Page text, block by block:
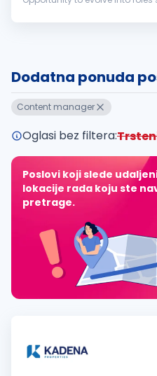
Starting salary: $700...
Dodatna ponuda
Content manager
Oglasi bez filtera:
Poslovi koji slede
lokacije rada koju ste
pretrage.